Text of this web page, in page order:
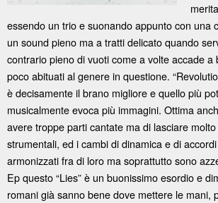
essendo un trio e suonando appunto con una
un sound pieno ma a tratti delicato quando
contrario pieno di vuoti come a volte accade a
poco abituati al genere in questione.
è decisamente il brano migliore e quello più
musicalmente evoca più immagini. Ottima
avere troppe parti cantate ma di lasciare
strumentali, ed i cambi di dinamica e di
armonizzati fra di loro ma soprattutto sono
Ep questo “Lies” è un buonissimo esordio e
romani già sanno bene dove mettere le mani,